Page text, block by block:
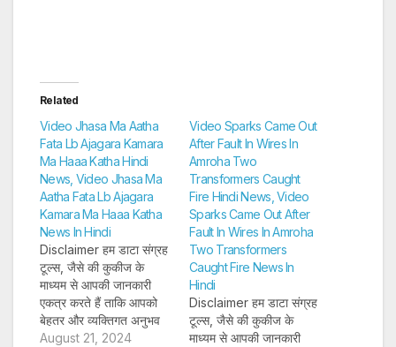
Related
Video Jhasa Ma Aatha
Fata Lb Ajagara Kamara
Ma Haaa Katha Hindi
News, Video Jhasa Ma
Aatha Fata Lb Ajagara
Kamara Ma Haaa Katha
News In Hindi
Disclaimer हम डाटा संग्रह
टूल्स, जैसे की कुकीज के
माध्यम से आपकी जानकारी
एकत्र करते हैं ताकि आपको
बेहतर और व्यक्तिगत अनुभव
प्रदान कर सकें और लक्षित
August 21, 2024
Video Sparks Came Out
After Fault In Wires In
Amroha Two
Transformers Caught
Fire Hindi News, Video
Sparks Came Out After
Fault In Wires In Amroha
Two Transformers
Caught Fire News In
Hindi
Disclaimer हम डाटा संग्रह
टूल्स, जैसे की कुकीज के
माध्यम से आपकी जानकारी